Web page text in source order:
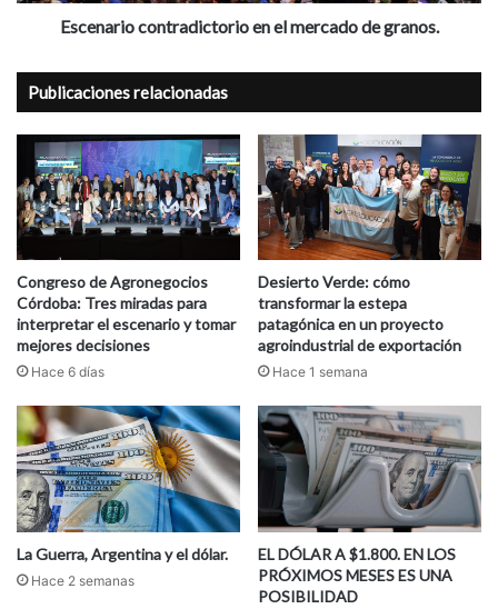
Escenario contradictorio en el mercado de granos.
Publicaciones relacionadas
Congreso de Agronegocios
Córdoba: Tres miradas para
interpretar el escenario y tomar
mejores decisiones
Hace 6 días
Desierto Verde: cómo
transformar la estepa
patagónica en un proyecto
agroindustrial de exportación
Hace 1 semana
La Guerra, Argentina y el dólar.
Hace 2 semanas
EL DÓLAR A $1.800. EN LOS
PRÓXIMOS MESES ES UNA
POSIBILIDAD